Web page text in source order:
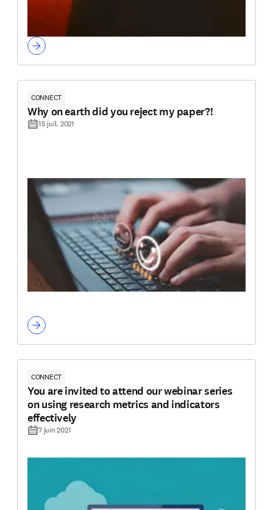
CONNECT
Why on earth did you reject my paper?!
15 juil. 2021
CONNECT
You are invited to attend our webinar series
on using research metrics and indicators
effectively
7 juin 2021